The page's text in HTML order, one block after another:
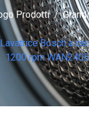
Prodotti
Bosch a
1200 rpm